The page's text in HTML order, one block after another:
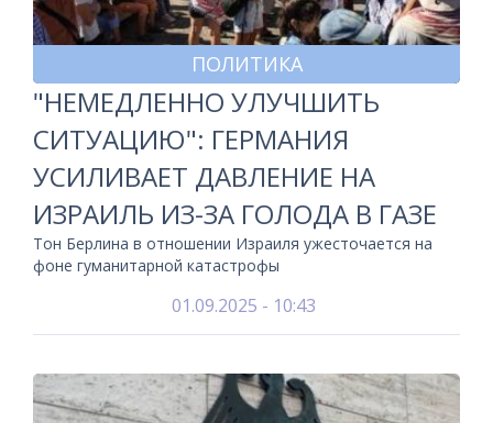
ПОЛИТИКА
"НЕМЕДЛЕННО УЛУЧШИТЬ
СИТУАЦИЮ": ГЕРМАНИЯ
УСИЛИВАЕТ ДАВЛЕНИЕ НА
ИЗРАИЛЬ ИЗ-ЗА ГОЛОДА В ГАЗЕ
Тон Берлина в отношении Израиля ужесточается на
фоне гуманитарной катастрофы
01.09.2025 - 10:43